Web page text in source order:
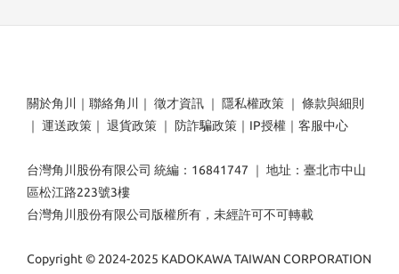
關於角川 ｜ 聯絡角川 ｜ 徵才資訊 ｜ 隱私權政策 ｜ 條款與細則
｜ 運送政策 ｜ 退貨政策 ｜ 防詐騙政策 ｜ IP授權 ｜ 客服中心
台灣角川股份有限公司 統編：16841747 ｜ 地址：臺北市中山
區松江路223號3樓
台灣角川股份有限公司版權所有，未經許可不可轉載
Copyright © 2024-2025 KADOKAWA TAIWAN CORPORATION